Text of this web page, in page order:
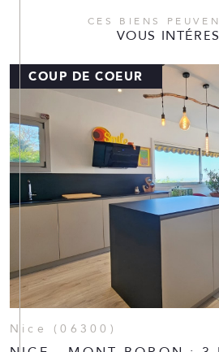
CES BIENS
VOUS
COUP DE COEUR
Nice (06300)